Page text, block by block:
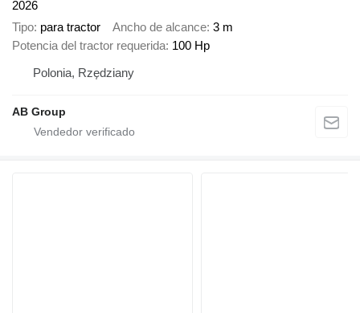
2026
Tipo para tractor Ancho de alcance 3 m
Potencia del tractor requerida 100 Hp
Polonia, Rzędziany
AB Group